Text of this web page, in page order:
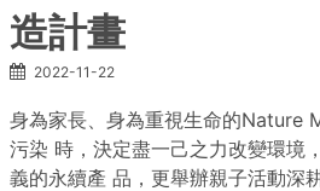
造計畫
2022-11-22
身為家長、身為重視生命的Nature
污染 時，決定盡一己之力改變環境
義的永續產 品，更舉辦親子活動深